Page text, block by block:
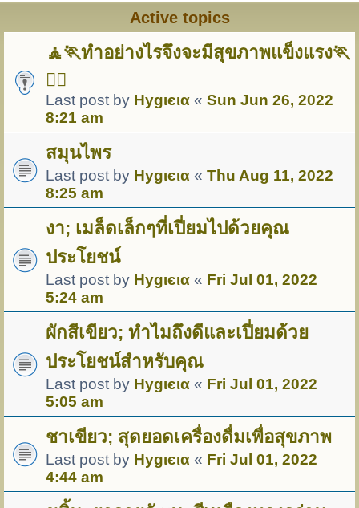
Active topics
🧘🏃ทำอย่างไรจึงจะมีสุขภาพแข็งแรง🏃
🏋️‍♀️
Last post by Hуgιєια « Sun Jun 26, 2022
8:21 am
สมุนไพร
Last post by Hуgιєια « Thu Aug 11, 2022
8:25 am
งา; เมล็ดเล็กๆที่เปี่ยมไปด้วยคุณ
ประโยชน์
Last post by Hуgιєια « Fri Jul 01, 2022
5:24 am
ผักสีเขียว; ทำไมถึงดีและเปี่ยมด้วย
ประโยชน์สำหรับคุณ
Last post by Hуgιєια « Fri Jul 01, 2022
5:05 am
ชาเขียว; สุดยอดเครื่องดื่มเพื่อสุขภาพ
Last post by Hуgιєια « Fri Jul 01, 2022
4:44 am